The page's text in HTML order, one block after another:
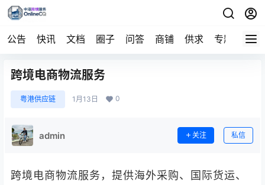
公告 快讯 文档 圈子 问答 商铺 供求 专题 导航
跨境电商物流服务‌
粤港供应链 1月13日 0
admin 关注 私信
跨境电商物流服务‌，提供‌海外采购、国际货运、